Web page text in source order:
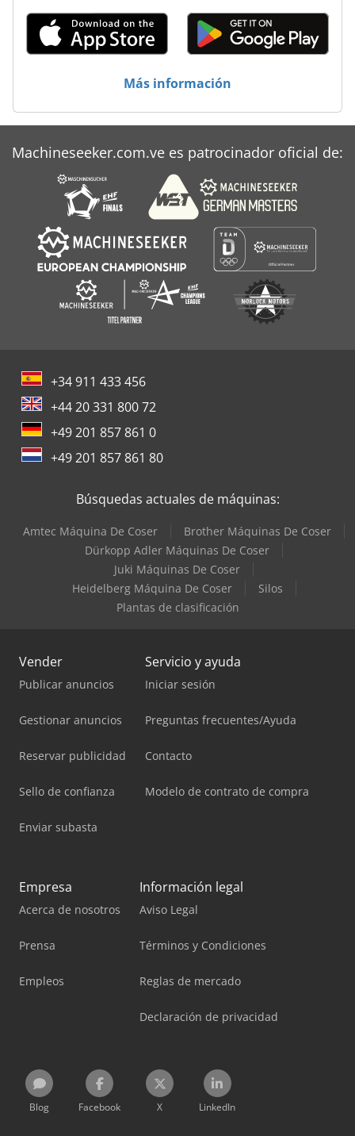
Más información
Machineseeker.com.ve es patrocinador oficial de:
+34 911 433 456
+44 20 331 800 72
+49 201 857 861 0
+49 201 857 861 80
Búsquedas actuales de máquinas:
Amtec Máquina De Coser
Brother Máquinas De Coser
Dürkopp Adler Máquinas De Coser
Juki Máquinas De Coser
Heidelberg Máquina De Coser
Silos
Plantas de clasificación
Vender
Publicar anuncios
Gestionar anuncios
Reservar publicidad
Sello de confianza
Enviar subasta
Servicio y ayuda
Iniciar sesión
Preguntas frecuentes/Ayuda
Contacto
Modelo de contrato de compra
Empresa
Acerca de nosotros
Prensa
Empleos
Información legal
Aviso Legal
Términos y Condiciones
Reglas de mercado
Declaración de privacidad
Blog Facebook X LinkedIn